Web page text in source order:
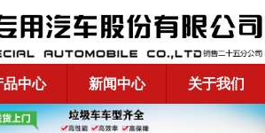
品中心 新闻中心 关于我们